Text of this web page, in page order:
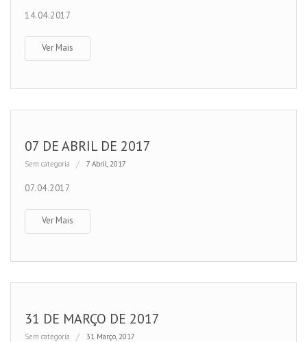
14.04.2017
Ver Mais
07 DE ABRIL DE 2017
Sem categoria 7 Abril, 2017
07.04.2017
Ver Mais
31 DE MARÇO DE 2017
Sem categoria 31 Março, 2017